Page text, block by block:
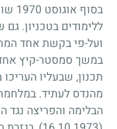
בסוף אוגוסט 1970
ללימודים בטכניון.
ועל-פי בקשת אחד
במשך סמסטר-קיץ
תכנון, שבעליו
מהנדס לעתיד.
הבלימה והפריצה נגד